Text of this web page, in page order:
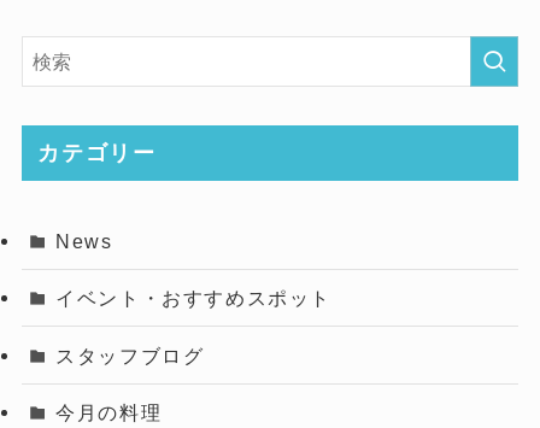
カテゴリー
News
イベント・おすすめスポット
スタッフブログ
今月の料理